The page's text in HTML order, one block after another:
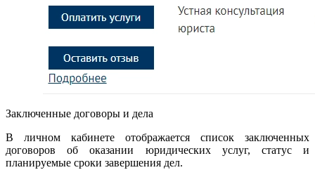
Заключенные договоры и дела
В личном кабинете отображается список заключенных
договоров об оказании юридических услуг, статус и
планируемые сроки завершения дел.